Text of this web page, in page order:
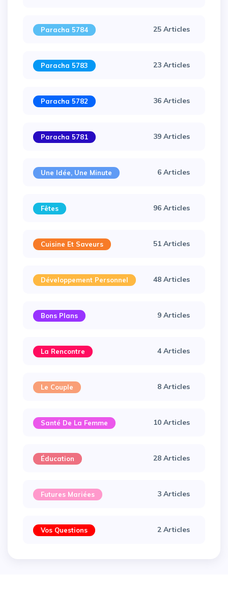
Paracha 5784 25 Articles
Paracha 5783 23 Articles
Paracha 5782 36 Articles
Paracha 5781 39 Articles
Une Idée, Une Minute 6 Articles
Fêtes 96 Articles
Cuisine Et Saveurs 51 Articles
Développement Personnel 48 Articles
Bons Plans 9 Articles
La Rencontre 4 Articles
Le Couple 8 Articles
Santé De La Femme 10 Articles
Éducation 28 Articles
Futures Mariées 3 Articles
Vos Questions 2 Articles